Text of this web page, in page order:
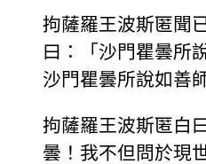
拘薩羅王波斯匿聞
曰：「沙門瞿曇所
沙門瞿曇所說如善
拘薩羅王波斯匿白
曇！我不但問於現